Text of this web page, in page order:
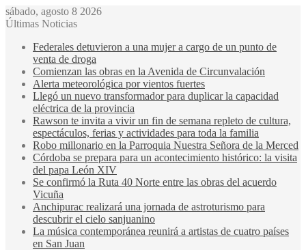
sábado, agosto 8 2026
Últimas Noticias
Federales detuvieron a una mujer a cargo de un punto de
venta de droga
Comienzan las obras en la Avenida de Circunvalación
Alerta meteorológica por vientos fuertes
Llegó un nuevo transformador para duplicar la capacidad
eléctrica de la provincia
Rawson te invita a vivir un fin de semana repleto de cultura,
espectáculos, ferias y actividades para toda la familia
Robo millonario en la Parroquia Nuestra Señora de la Merced
Córdoba se prepara para un acontecimiento histórico: la visita
del papa León XIV
Se confirmó la Ruta 40 Norte entre las obras del acuerdo
Vicuña
Anchipurac realizará una jornada de astroturismo para
descubrir el cielo sanjuanino
La música contemporánea reunirá a artistas de cuatro países
en San Juan